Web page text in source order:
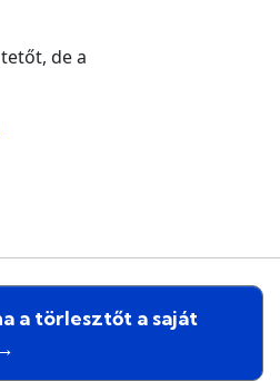
de a
a törlesztőt a saját